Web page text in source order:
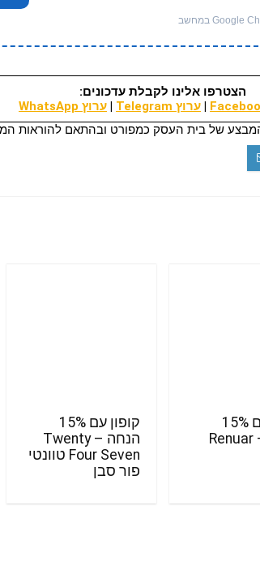
הצטרפו אלינו לקבלת עדכונים:
| ערוץ Telegram | ערוץ WhatsApp
של בית העסק כמפורט ובהתאם להוראות
קופון עם 15%
הנחה – Renuar
קופון עם 15%
הנחה – Twenty
Four Seven טוונטי
פור סבן